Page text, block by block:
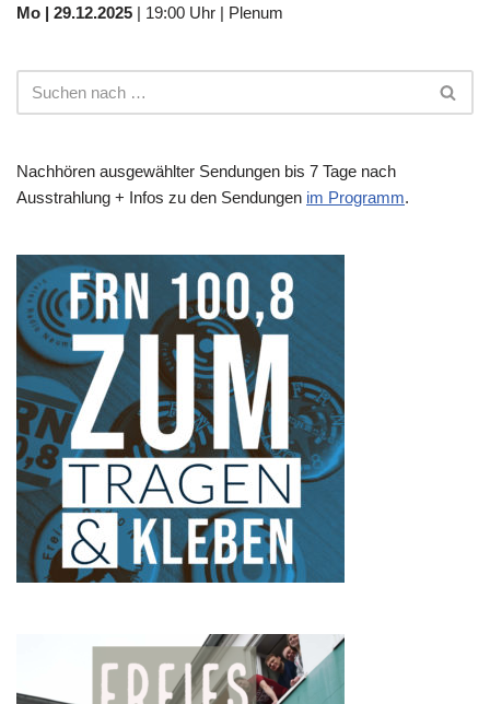
Mo | 29.12.2025 | 19:00 Uhr | Plenum
Nachhören ausgewählter Sendungen bis 7 Tage nach
Ausstrahlung + Infos zu den Sendungen im Programm.